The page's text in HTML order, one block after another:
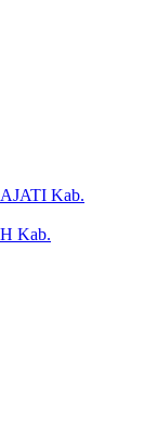
Kab.
Kab.